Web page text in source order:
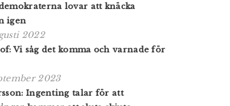
lovar att knäcka
igen
2022
Vi såg det komma och varnade för
2023
Ingenting talar för att